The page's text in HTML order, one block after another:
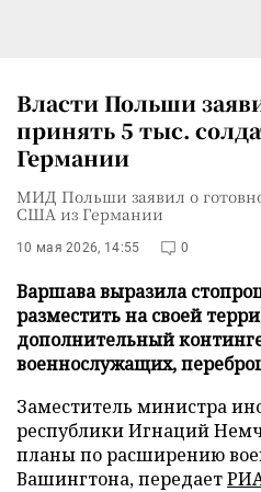
Власти Польши
принять 5 тыс.
Германии
МИД Польши заявил о
США из Германии
10 мая 2026, 14:55 0
Варшава выразила
разместить на своей
дополнительный
военнослужащих,
Заместитель министра
республики Игнаций
планы по расширению
Вашингтона, передает